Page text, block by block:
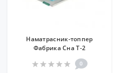
Наматрасник-топпер
Фабрика Сна Т-2
0